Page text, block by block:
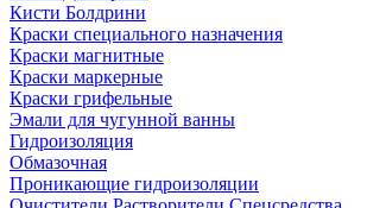
Кисти Болдрини
Краски специального назначения
Краски магнитные
Краски маркерные
Краски грифельные
Эмали для чугунной ванны
Гидроизоляция
Обмазочная
Проникающие гидроизоляции